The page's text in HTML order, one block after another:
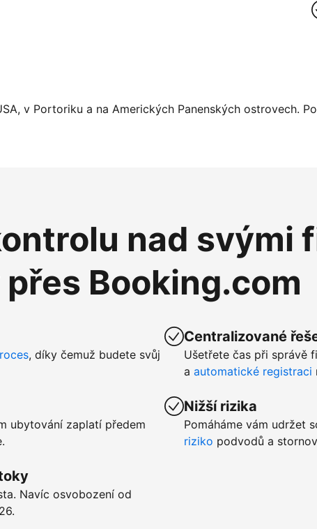
v Portoriku a na Amerických Panenských ostrovech.
nad svými
Booking.com
, díky čemuž budete svůj
ubytování zaplatí předem
Navíc osvobození od
Centralizované
Ušetřete čas při správě
a automatické registraci
Nižší rizika
Pomáháme vám udržet
riziko podvodů a